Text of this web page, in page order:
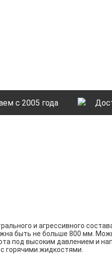
с 2005 года
и агрессивного
быть не больше 800 мм.
под высоким давлением и
горячими жидкостями.